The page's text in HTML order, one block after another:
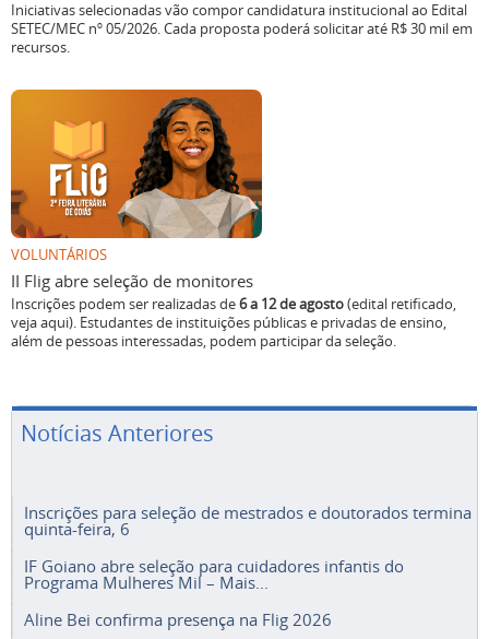
Iniciativas selecionadas vão compor candidatura institucional ao Edital
SETEC/MEC nº 05/2026. Cada proposta poderá solicitar até R$ 30 mil em
recursos.
VOLUNTÁRIOS
II Flig abre seleção de monitores
Inscrições podem ser realizadas de6 a 12 de agosto(edital retificado,
veja aqui). Estudantes de instituições públicas e privadas de ensino,
além de pessoas interessadas, podem participar da seleção.
Notícias Anteriores
Inscrições para seleção de mestrados e doutorados termina
quinta-feira, 6
IF Goiano abre seleção para cuidadores infantis do
Programa Mulheres Mil – Mais...
Aline Bei confirma presença na Flig 2026